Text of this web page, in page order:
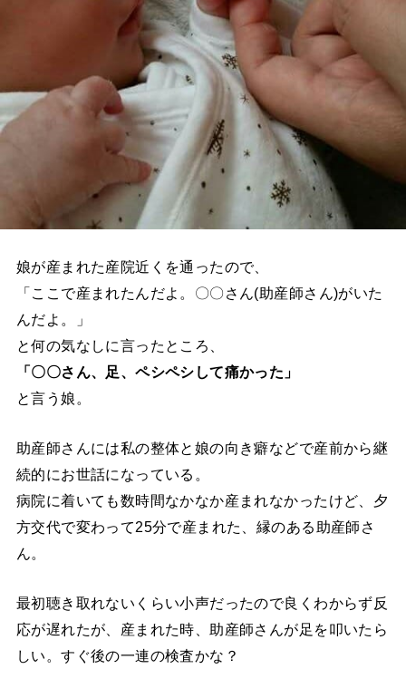
娘が産まれた産院近くを通ったので、
「ここで産まれたんだよ。〇〇さん(助産師さん)がいた
んだよ。」
と何の気なしに言ったところ、
「〇〇さん、足、ペシペシして痛かった」
と言う娘。
助産師さんには私の整体と娘の向き癖などで産前から継
続的にお世話になっている。
病院に着いても数時間なかなか産まれなかったけど、夕
方交代で変わって25分で産まれた、縁のある助産師さ
ん。
最初聴き取れないくらい小声だったので良くわからず反
応が遅れたが、産まれた時、助産師さんが足を叩いたら
しい。すぐ後の一連の検査かな？